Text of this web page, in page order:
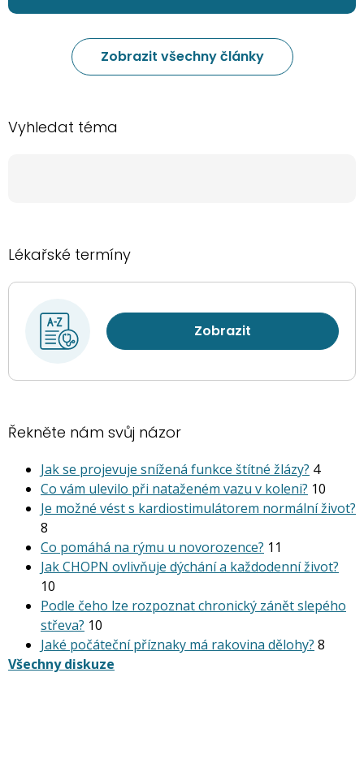
Zobrazit všechny články
Vyhledat téma
Lékařské termíny
Zobrazit
Řekněte nám svůj názor
Jak se projevuje snížená funkce štítné žlázy? 4
Co vám ulevilo při nataženém vazu v koleni? 10
Je možné vést s kardiostimu­látorem normální život?
8
Co pomáhá na rýmu u novorozence? 11
Jak CHOPN ovlivňuje dýchání a každodenní život?
10
Podle čeho lze rozpoznat chronický zánět slepého
střeva? 10
Jaké počáteční příznaky má rakovina dělohy? 8
Všechny diskuze